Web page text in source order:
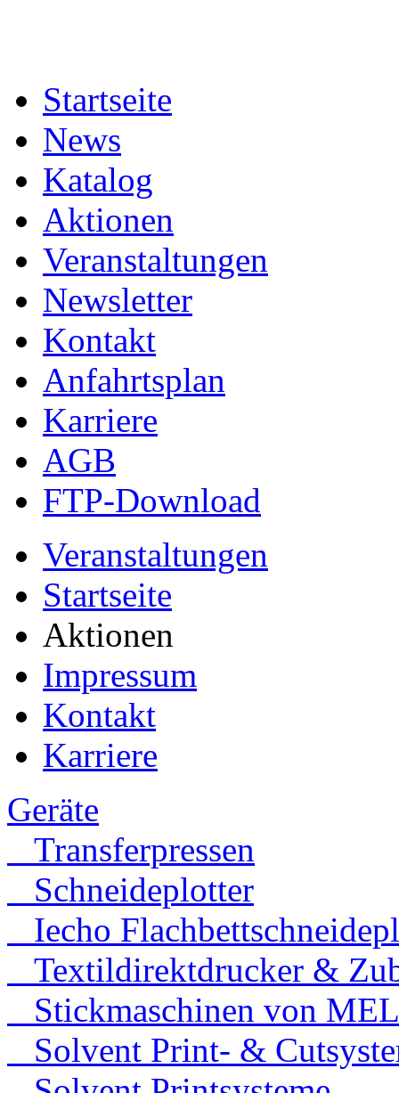
Startseite
News
Katalog
Aktionen
Veranstaltungen
Newsletter
Kontakt
Anfahrtsplan
Karriere
AGB
FTP-Download
Veranstaltungen
Startseite
Aktionen
Impressum
Kontakt
Karriere
Geräte
Transferpressen
Schneideplotter
Iecho
Textildirektdrucker &
Stickmaschinen von
Solvent Print- &